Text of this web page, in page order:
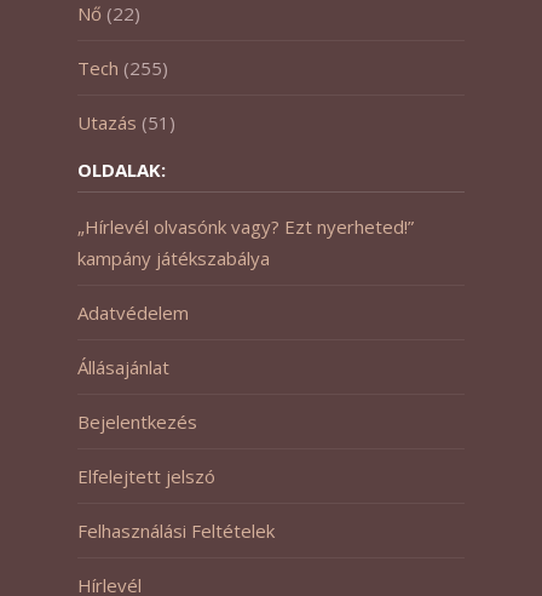
Nő (22)
Tech (255)
Utazás (51)
OLDALAK:
„Hírlevél olvasónk vagy? Ezt nyerheted!”
kampány játékszabálya
Adatvédelem
Állásajánlat
Bejelentkezés
Elfelejtett jelszó
Felhasználási Feltételek
Hírlevél